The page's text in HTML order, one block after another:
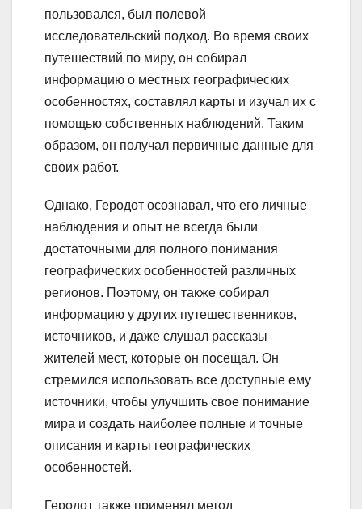
пользовался, был полевой
исследовательский подход. Во время своих
путешествий по миру, он собирал
информацию о местных географических
особенностях, составлял карты и изучал их с
помощью собственных наблюдений. Таким
образом, он получал первичные данные для
своих работ.
Однако, Геродот осознавал, что его личные
наблюдения и опыт не всегда были
достаточными для полного понимания
географических особенностей различных
регионов. Поэтому, он также собирал
информацию у других путешественников,
источников, и даже слушал рассказы
жителей мест, которые он посещал. Он
стремился использовать все доступные ему
источники, чтобы улучшить свое понимание
мира и создать наиболее полные и точные
описания и карты географических
особенностей.
Геродот также применял метод